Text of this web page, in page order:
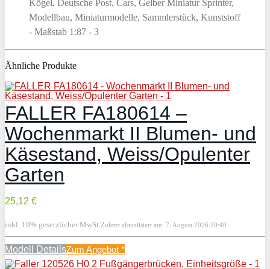
Ähnliche Produkte
FALLER FA180614 –
Wochenmarkt II Blumen- und
Käsestand, Weiss/Opulenter
Garten
25,12 €
inkl. 19% gesetzlicher MwSt. Zuletzt aktualisiert am: 7. August 2026 20:40
Modell DetailsZum Angebot *